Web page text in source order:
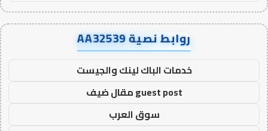
روابط نصية AA32539
خدمات الباك لينك والجيست
guest post مقال ضيف
سوق العرب